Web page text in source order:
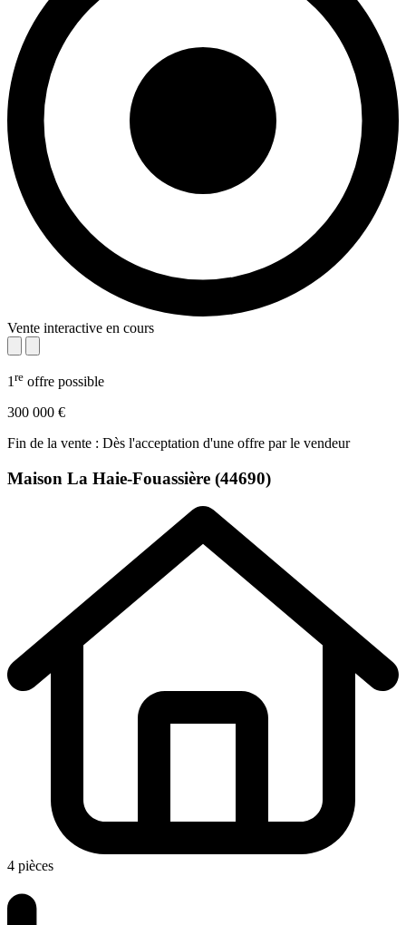
Vente interactive en cours
1 re offre possible
300 000 €
Fin de la vente : Dès l'acceptation d'une offre par le vendeur
Maison La Haie-Fouassière (44690)
4 pièces